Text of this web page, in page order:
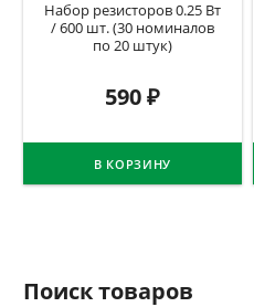
Набор резисторов 0.25 Вт
/ 600 шт. (30 номиналов
по 20 штук)
590₽
В КОРЗИНУ
Поиск товаров